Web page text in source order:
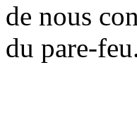
de nous
du pare-